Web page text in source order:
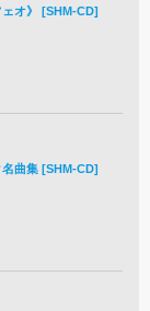
オ》 [SHM-CD]
曲集 [SHM-CD]